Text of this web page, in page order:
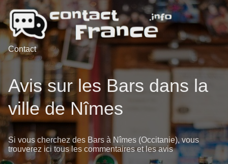
Contact
Avis sur les Bars dans la
ville de Nîmes
Si vous cherchez des Bars à Nîmes (Occitanie), vous
trouverez ici tous les commentaires et les avis